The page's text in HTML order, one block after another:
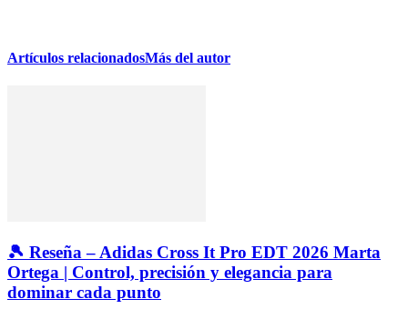
Artículos relacionadosMás del autor
🎾 Reseña – Adidas Cross It Pro EDT 2026 Marta
Ortega | Control, precisión y elegancia para
dominar cada punto